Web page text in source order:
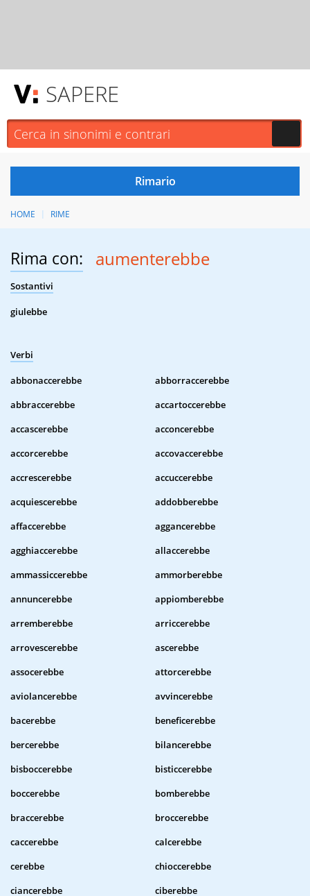
SAPERE
HOME RIME
Rima con: aumenterebbe
Sostantivi
giulebbe
Verbi
abbonaccerebbe
abborraccerebbe
abbraccerebbe
accartoccerebbe
accascerebbe
acconcerebbe
accorcerebbe
accovaccerebbe
accrescerebbe
accuccerebbe
acquiescerebbe
addobberebbe
affaccerebbe
aggancerebbe
agghiaccerebbe
allaccerebbe
ammassiccerebbe
ammorberebbe
annuncerebbe
appiomberebbe
arremberebbe
arriccerebbe
arrovescerebbe
ascerebbe
assocerebbe
attorcerebbe
aviolancerebbe
avvincerebbe
bacerebbe
beneficerebbe
bercerebbe
bilancerebbe
bisboccerebbe
bisticcerebbe
boccerebbe
bomberebbe
braccerebbe
broccerebbe
caccerebbe
calcerebbe
cerebbe
chioccerebbe
ciancerebbe
ciberebbe